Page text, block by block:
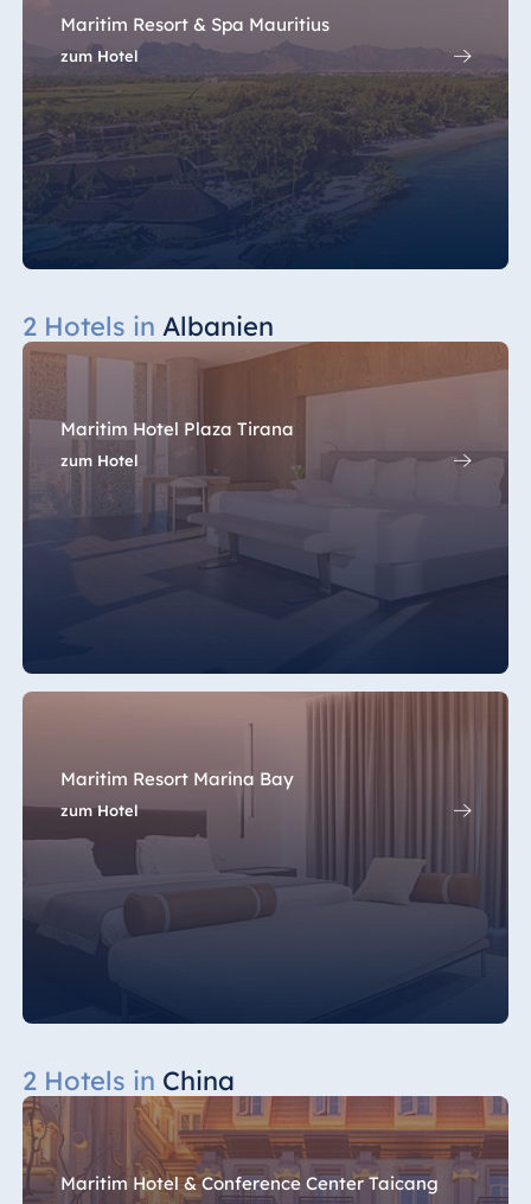
Maritim Resort & Spa Mauritius
zum Hotel
2 Hotels in Albanien
Maritim Hotel Plaza Tirana
zum Hotel
Maritim Resort Marina Bay
zum Hotel
2 Hotels in China
Maritim Hotel & Conference Center Taicang